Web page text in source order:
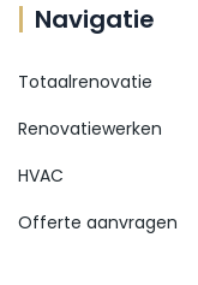
Navigatie
Totaalrenovatie
Renovatiewerken
HVAC
Offerte aanvragen